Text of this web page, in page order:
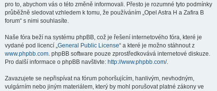
pro to, abychom vás o této změně informovali. Přesto je rozumné tyto podmínky
průběžně sledovat vzhledem k tomu, že používáním „Opel Astra H a Zafira B
forum“ s nimi souhlasíte.
Naše fóra beží na systému phpBB, což je řešení internetového fóra, které je
vydané pod licencí „General Public License“ a které je možno stáhnout z
www.phpbb.com. phpBB software pouze zprostředkovává internetové diskuze.
Pro další informace o phpBB navštivte: http://www.phpbb.com/.
Zavazujete se nepřispívat na fórum pohoršujícím, hanlivým, nevhodným,
vulgárním nebo jiným materiálem, který by mohl porušovat platné zákony ve